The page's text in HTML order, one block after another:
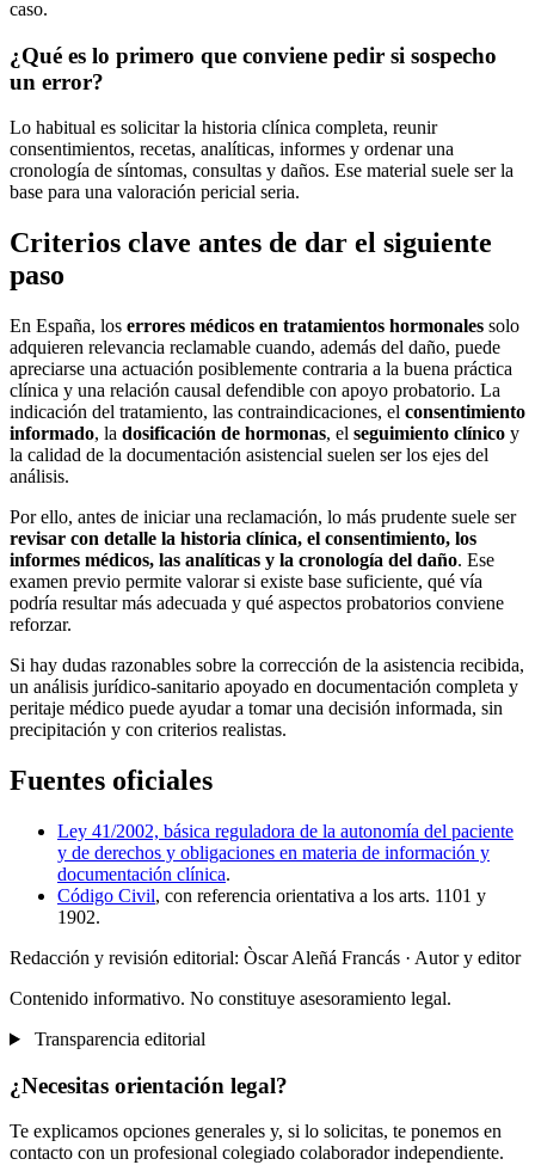
caso.
¿Qué es lo primero que conviene pedir si sospecho
un error?
Lo habitual es solicitar la historia clínica completa, reunir
consentimientos, recetas, analíticas, informes y ordenar una
cronología de síntomas, consultas y daños. Ese material suele ser la
base para una valoración pericial seria.
Criterios clave antes de dar el siguiente
paso
En España, los errores médicos en tratamientos hormonales solo
adquieren relevancia reclamable cuando, además del daño, puede
apreciarse una actuación posiblemente contraria a la buena práctica
clínica y una relación causal defendible con apoyo probatorio. La
indicación del tratamiento, las contraindicaciones, el consentimiento
informado, la dosificación de hormonas, el seguimiento clínico y
la calidad de la documentación asistencial suelen ser los ejes del
análisis.
Por ello, antes de iniciar una reclamación, lo más prudente suele ser
revisar con detalle la historia clínica, el consentimiento, los
informes médicos, las analíticas y la cronología del daño. Ese
examen previo permite valorar si existe base suficiente, qué vía
podría resultar más adecuada y qué aspectos probatorios conviene
reforzar.
Si hay dudas razonables sobre la corrección de la asistencia recibida,
un análisis jurídico-sanitario apoyado en documentación completa y
peritaje médico puede ayudar a tomar una decisión informada, sin
precipitación y con criterios realistas.
Fuentes oficiales
Ley 41/2002, básica reguladora de la autonomía del paciente
y de derechos y obligaciones en materia de información y
documentación clínica.
Código Civil, con referencia orientativa a los arts. 1101 y
1902.
Redacción y revisión editorial: Òscar Aleñá Francás · Autor y editor
Contenido informativo. No constituye asesoramiento legal.
Transparencia editorial
¿Necesitas orientación legal?
Te explicamos opciones generales y, si lo solicitas, te ponemos en
contacto con un profesional colegiado colaborador independiente.